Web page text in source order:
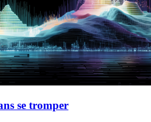
se tromper